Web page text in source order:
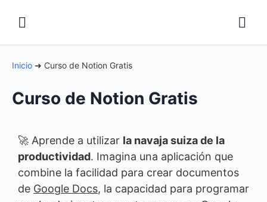
Inicio ➜ Curso de Notion Gratis
Curso de Notion Gratis
🚀 Aprende a utilizar la navaja suiza de la
productividad. Imagina una aplicación que
combine la facilidad para crear documentos
de Google Docs, la capacidad para programar